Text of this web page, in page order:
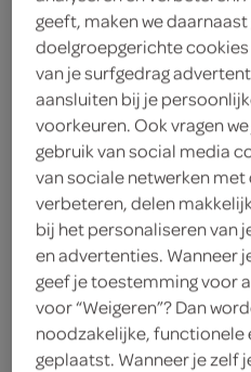
2 eidooiers
1 ei
1 eetlepel citroensap
100 gram suiker
benodigdheden
geeft, maken we
doelgroepgerichte cookies
van je surfgedrag
aansluiten bij je
voorkeuren. Ook vragen
gebruik van social media
van sociale netwerken
verbeteren, delen
bij het personaliseren van
en advertenties. Wanneer
geef je toestemming voor
voor “Weigeren”? Dan
noodzakelijke,
geplaatst. Wanneer je zelf